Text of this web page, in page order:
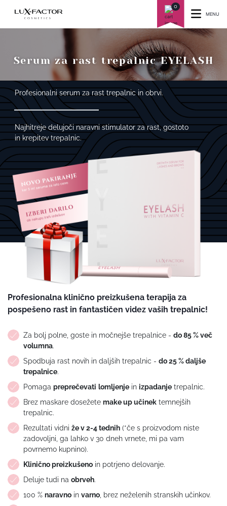
0
MENU
Serum za rast trepalnic EYELASH
Profesionalni serum za rast trepalnic in obrvi.
Najhitreje delujoči naravni stimulator za rast, gostoto
in krepitev trepalnic.
Profesionalna klinično preizkušena terapija za
pospešeno rast in fantastičen videz vaših trepalnic!
Za bolj polne, goste in močnejše trepalnice - do 85 % več
volumna.
Spodbuja rast novih in daljših trepalnic - do 25 % daljše
trepalnice.
Pomaga preprečevati lomljenjein izpadanjetrepalnic.
Brez maskare dosežete make up učinektemnejših
trepalnic.
Rezultati vidni že v 2-4 tednih(*če s proizvodom niste
zadovoljni, ga lahko v 30 dneh vrnete, mi pa vam
povrnemo kupnino).
Klinično preizkušenoin potrjeno delovanje.
Deluje tudi na obrveh.
100 % naravnoin varno, brez neželenih stranskih učinkov.